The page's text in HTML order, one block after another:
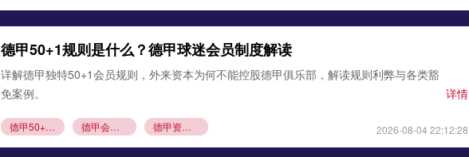
德甲50+1规则是什么？德甲球迷会员制度解读
详解德甲独特50+1会员规则，外来资本为何不能控股德甲俱乐部，解读规则利弊与各类豁
免案例。
详情
德甲50+1规则 德甲会员制 德甲资本规则 2026-08-04 22:12:28